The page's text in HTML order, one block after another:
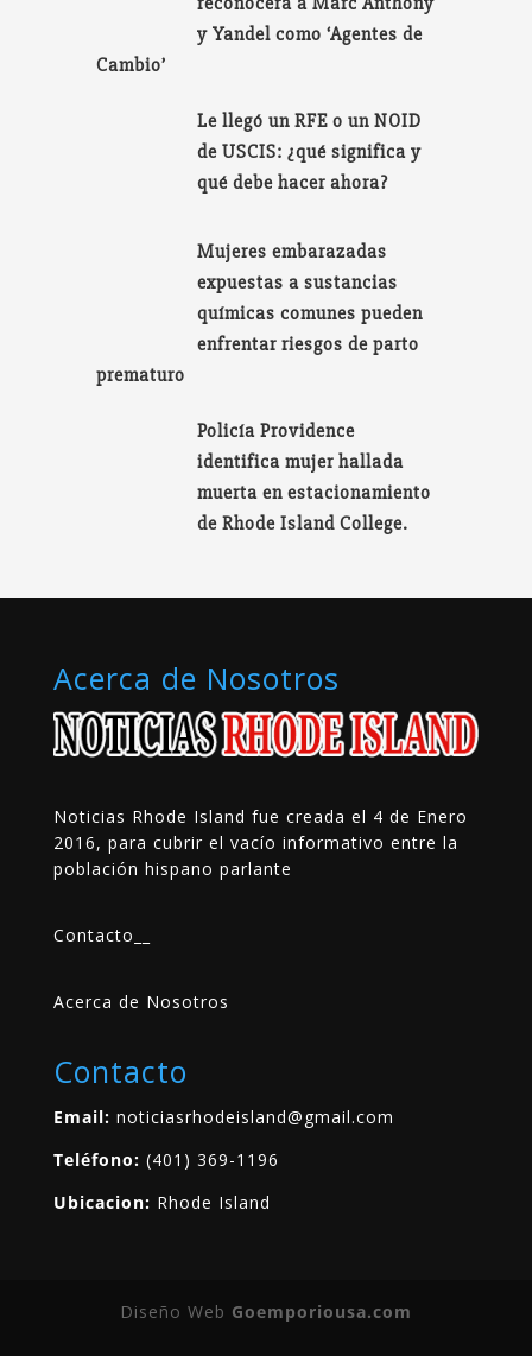
y Yandel como ‘Agentes de
Cambio’
Le llegó un RFE o un NOID
de USCIS: ¿qué significa y
qué debe hacer ahora?
Mujeres embarazadas
expuestas a sustancias
químicas comunes pueden
enfrentar riesgos de parto
prematuro
Policía Providence
identifica mujer hallada
muerta en estacionamiento
de Rhode Island College.
Acerca de Nosotros
Noticias Rhode Island fue creada el 4 de Enero
2016, para cubrir el vacío informativo entre la
población hispano parlante
Contacto
Acerca de Nosotros
Contacto
Email: noticiasrhodeisland@gmail.com
Teléfono: (401) 369-1196
Ubicacion: Rhode Island
Diseño Web Goemporiousa.com